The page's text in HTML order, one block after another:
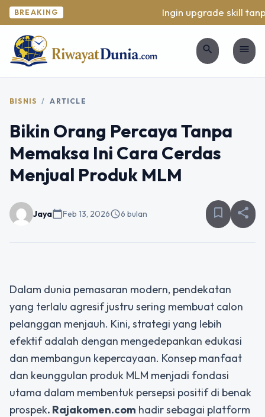
BREAKING Ingin upgrade skill
search menu
BISNIS / ARTICLE
Bikin Orang Percaya Tanpa
Memaksa Ini Cara Cerdas
Menjual Produk MLM
Jayacalendar_todayFeb 13, 2026schedule6 bulan bookmark_border share
Dalam dunia pemasaran modern, pendekatan
yang terlalu agresif justru sering membuat calon
pelanggan menjauh. Kini, strategi yang lebih
efektif adalah dengan mengedepankan edukasi
dan membangun kepercayaan. Konsep manfaat
dan keunggulan produk MLM menjadi fondasi
utama dalam membentuk persepsi positif di benak
prospek. Rajakomen.com hadir sebagai platform